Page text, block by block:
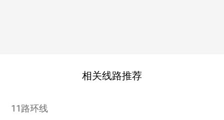
相关线路推荐
11路环线